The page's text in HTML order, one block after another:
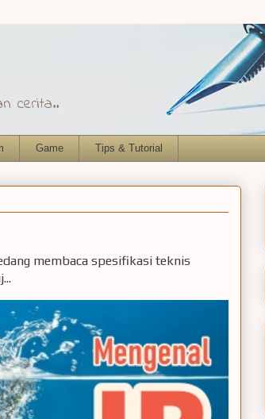
cerita..
Game Tips & Tutorial
membaca spesifikasi teknis